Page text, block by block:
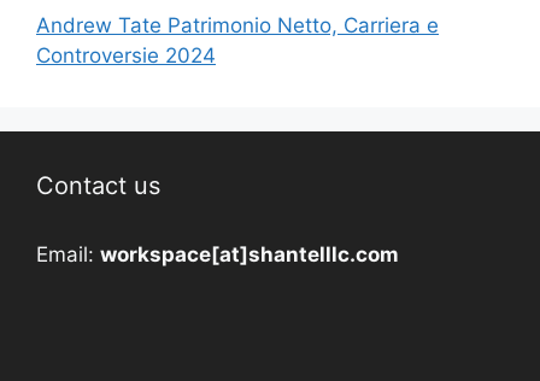
Andrew Tate Patrimonio Netto, Carriera e
Controversie 2024
Contact us
Email: workspace[at]shantelllc.com